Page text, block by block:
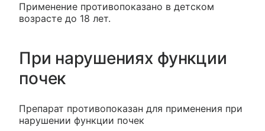
Применение противопоказано в детском
возрасте до 18 лет.
При нарушениях функции
почек
Препарат противопоказан для применения при
нарушении функции почек